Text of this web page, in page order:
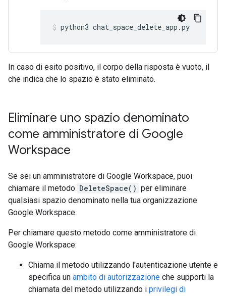
python3 chat_space_delete_app.py
In caso di esito positivo, il corpo della risposta è vuoto, il
che indica che lo spazio è stato eliminato.
Eliminare uno spazio denominato
come amministratore di Google
Workspace
Se sei un amministratore di Google Workspace, puoi
chiamare il metodo DeleteSpace() per eliminare
qualsiasi spazio denominato nella tua organizzazione
Google Workspace.
Per chiamare questo metodo come amministratore di
Google Workspace:
Chiama il metodo utilizzando l'autenticazione utente e
specifica un ambito di autorizzazione che supporti la
chiamata del metodo utilizzando i privilegi di